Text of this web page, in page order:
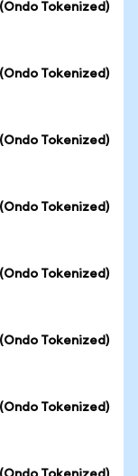
Tokenized)
Tokenized)
Tokenized)
Tokenized)
Tokenized)
Tokenized)
Tokenized)